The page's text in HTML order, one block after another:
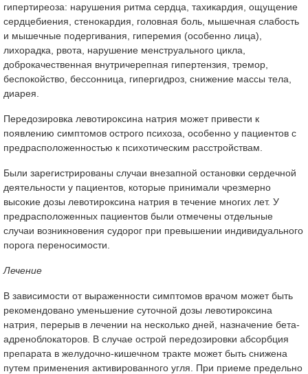
гипертиреоза: нарушения ритма сердца, тахикардия, ощущение
сердцебиения, стенокардия, головная боль, мышечная слабость
и мышечные подергивания, гиперемия (особенно лица),
лихорадка, рвота, нарушение менструального цикла,
доброкачественная внутричерепная гипертензия, тремор,
беспокойство, бессонница, гипергидроз, снижение массы тела,
диарея.
Передозировка левотироксина натрия может привести к
появлению симптомов острого психоза, особенно у пациентов с
предрасположенностью к психотическим расстройствам.
Были зарегистрированы случаи внезапной остановки сердечной
деятельности у пациентов, которые принимали чрезмерно
высокие дозы левотироксина натрия в течение многих лет. У
предрасположенных пациентов были отмечены отдельные
случаи возникновения судорог при превышении индивидуального
порога переносимости.
Лечение
В зависимости от выраженности симптомов врачом может быть
рекомендовано уменьшение суточной дозы левотироксина
натрия, перерыв в лечении на несколько дней, назначение бета-
адреноблокаторов. В случае острой передозировки абсорбция
препарата в желудочно-кишечном тракте может быть снижена
путем применения активированного угля. При приеме предельно